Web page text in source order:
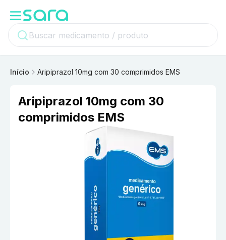
Início Aripiprazol 10mg com 30 comprimidos EMS
Aripiprazol 10mg com 30
comprimidos EMS